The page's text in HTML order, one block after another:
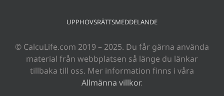
UPPHOVSRÄTTSMEDDELANDE
© CalcuLife.com 2019 – 2025. Du får gärna använda
material från webbplatsen så länge du länkar
tillbaka till oss. Mer information finns i våra
Allmänna villkor.